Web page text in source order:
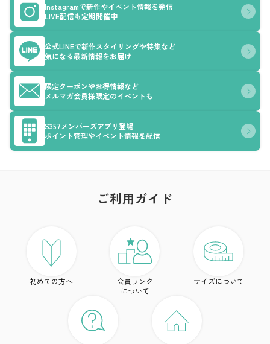
Instagramで新作やイベント情報を発信
LIVE配信も定期開催中
公式LINEで新作スタイリングや特集など
気になる最新情報をお届け
限定クーポンやお得情報など
メルマガ会員様限定のイベントも
S357メンバーズアプリ登場
ポイント管理やイベント情報を配信
ご利用ガイド
初めての方へ
会員ランク
について
サイズについて